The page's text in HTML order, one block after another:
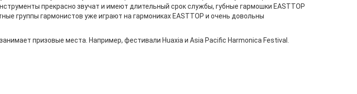
прекрасно звучат и имеют длительный срок службы, губные гармошки EASTTOP
группы гармонистов уже играют на гармониках EASTTOP и очень довольны
призовые места. Например, фестивали Huaxia и Asia Pacific Harmonica Festival.